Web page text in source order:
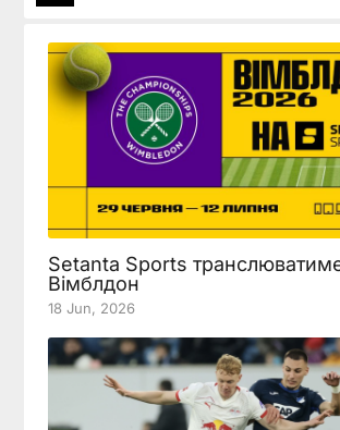
Setanta Sports
Вімблдон
18 Jun, 2026